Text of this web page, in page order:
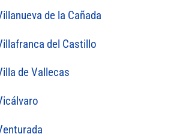
de la Cañada
del Castillo
de Vallecas